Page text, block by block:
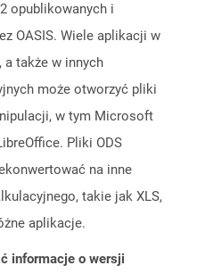
opublikowanych i
OASIS. Wiele aplikacji w
także w innych
może otworzyć pliki
w tym Microsoft
Pliki ODS
na inne
takie jak XLS,
aplikacje.
informacje o wersji